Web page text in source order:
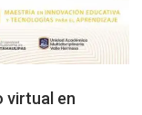
virtual en